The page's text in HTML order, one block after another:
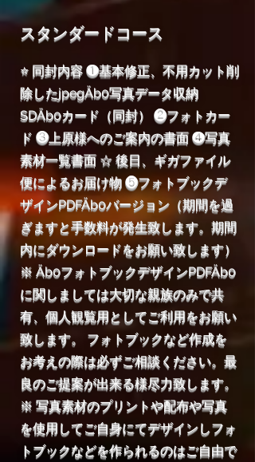
スタンダードコース
⭐ 同封内容 ❶基本修正、不用カット削
除したjpegÄb0写真データ収納
SDÄb0カード（同封） ❷フォトカー
ド ❸上原様へのご案内の書面 ❹写真
素材一覧書面 ☆ 後日、ギガファイル
便によるお届け物 ❺フォトブックデ
ザインPDFÄb0バージョン（期間を過
ぎますと手数料が発生致します。期間
内にダウンロードをお願い致します）
※ Äb0フォトブックデザインPDFÄb0
に関しましては大切な親族のみで共
有、個人観覧用としてご利用をお願い
致します。 フォトブックなど作成を
お考えの際は必ずご相談ください。最
良のご提案が出来る様尽力致します。
※ 写真素材のプリントや配布や写真
を使用してご自身にてデザインしフォ
トブックなどを作られるのはご自由で